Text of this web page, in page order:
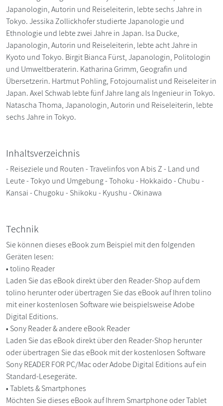
Japanologin, Autorin und Reiseleiterin, lebte sechs Jahre in
Tokyo. Jessika Zollickhofer studierte Japanologie und
Ethnologie und lebte zwei Jahre in Japan. Isa Ducke,
Japanologin, Autorin und Reiseleiterin, lebte acht Jahre in
Kyoto und Tokyo. Birgit Bianca Fürst, Japanologin, Politologin
und Umweltberaterin. Katharina Grimm, Geografin und
Übersetzerin. Hartmut Pohling, Fotojournalist und Reiseleiter in
Japan. Axel Schwab lebte fünf Jahre lang als Ingenieur in Tokyo.
Natascha Thoma, Japanologin, Autorin und Reiseleiterin, lebte
sechs Jahre in Tokyo.
Inhaltsverzeichnis
- Reiseziele und Routen - Travelinfos von A bis Z - Land und
Leute - Tokyo und Umgebung - Tohoku - Hokkaido - Chubu -
Kansai - Chugoku - Shikoku - Kyushu - Okinawa
Technik
Sie können dieses eBook zum Beispiel mit den folgenden
Geräten lesen:
• tolino Reader
Laden Sie das eBook direkt über den Reader-Shop auf dem
tolino herunter oder übertragen Sie das eBook auf Ihren tolino
mit einer kostenlosen Software wie beispielsweise Adobe
Digital Editions.
• Sony Reader & andere eBook Reader
Laden Sie das eBook direkt über den Reader-Shop herunter
oder übertragen Sie das eBook mit der kostenlosen Software
Sony READER FOR PC/Mac oder Adobe Digital Editions auf ein
Standard-Lesegeräte.
• Tablets & Smartphones
Möchten Sie dieses eBook auf Ihrem Smartphone oder Tablet